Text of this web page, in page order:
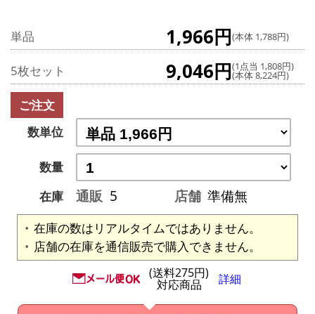
単品 1,966円(本体 1,788円)
5枚セット 9,046円(1点当 1,808円)
(本体 8,224円)
ご注文
数単位
数量
在庫
通販 5 店舗 準備無
在庫の数はリアルタイムではありません。
店舗の在庫を通信販売で購入できません。
(送料275円)
対応商品 詳細